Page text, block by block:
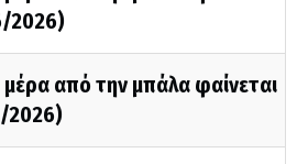
2026)
από την μπάλα φαίνεται
2026)